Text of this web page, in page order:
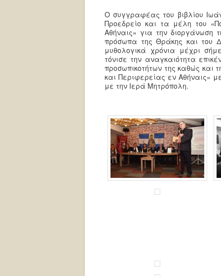
Ο συγγραφέας του βιβλίου
Προεδρείο και τα μέλη του
Αθήναις» για την διοργάνωση
πρόσωπα της Θράκης και του
μυθολογικά χρόνια μέχρι
τόνισε την αναγκαιότητα
προσωπικοτήτων της καθώς και
και Περιφερείας εν Αθήναις»
με την Ιερά Μητρόπολη.